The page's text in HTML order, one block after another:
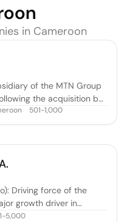
s in Cameroon
of the MTN Group
the acquisition by
operator in Cameroon,
MTN Cameroon has
501-1,000
Driving force of the
growth driver in
supply reliable energy
5,000